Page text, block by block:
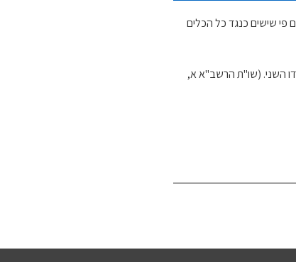
פי שישים כנגד כל הכלים
השני. (שו"ת הרשב"א א,